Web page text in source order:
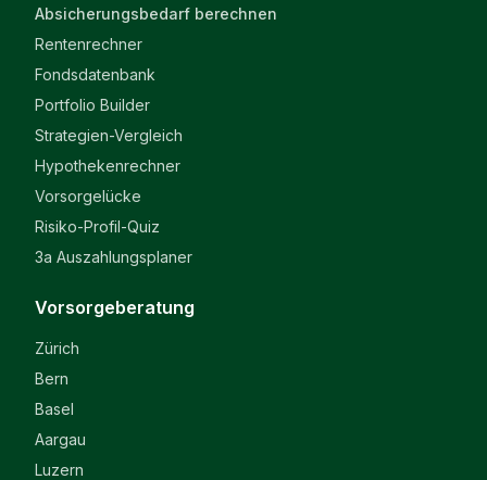
Absicherungsbedarf berechnen
Rentenrechner
Fondsdatenbank
Portfolio Builder
Strategien-Vergleich
Hypothekenrechner
Vorsorgelücke
Risiko-Profil-Quiz
3a Auszahlungsplaner
Vorsorgeberatung
Zürich
Bern
Basel
Aargau
Luzern